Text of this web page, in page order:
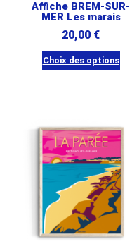
Affiche BREM-SUR-
MER Les marais
20,00 €
Choix des options
plusieurs
variations.
Les
options
peuvent
être
choisies